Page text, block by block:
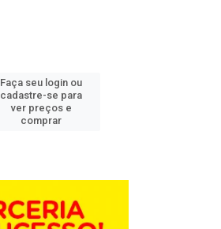
Faça seu login ou
cadastre-se para
ver preços e
comprar